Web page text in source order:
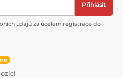
Přihlásit
údajů za účelem registrace do